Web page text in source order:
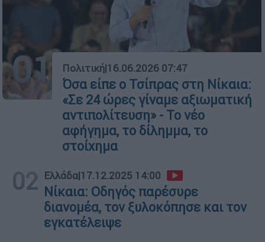
01 Πολιτική|16.06.2026 07:47
Όσα είπε ο Τσίπρας στη Νίκαια:
«Σε 24 ώρες γίναμε αξιωματική
αντιπολίτευση» - Το νέο
αφήγημα, το δίλημμα, το
στοίχημα
02 Ελλάδα|17.12.2025 14:00
Νίκαια: Οδηγός παρέσυρε
διανομέα, τον ξυλοκόπησε και τον
εγκατέλειψε